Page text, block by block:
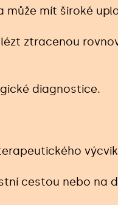
může mít široké
ztracenou
diagnostice.
cestou nebo na